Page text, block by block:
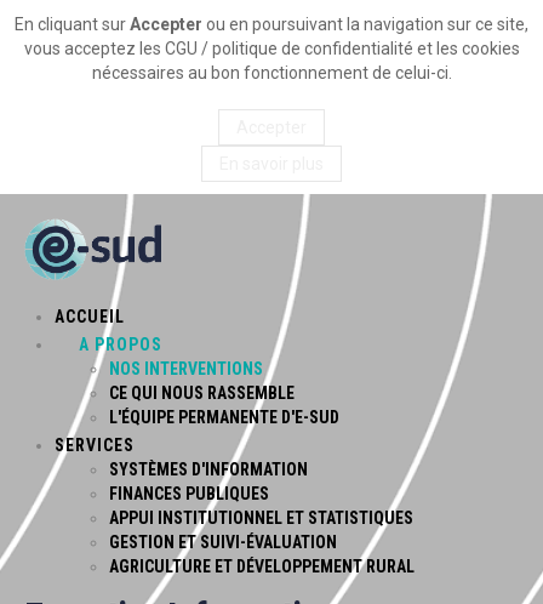
En cliquant surAccepter ou en poursuivant la navigation sur ce site,
vous acceptez les CGU / politique de confidentialité et les cookies
nécessaires au bon fonctionnement de celui-ci.
ACCUEIL
A PROPOS
NOS INTERVENTIONS
CE QUI NOUS RASSEMBLE
L'ÉQUIPE PERMANENTE D'E-SUD
SERVICES
SYSTÈMES D'INFORMATION
FINANCES PUBLIQUES
APPUI INSTITUTIONNEL ET STATISTIQUES
GESTION ET SUIVI-ÉVALUATION
AGRICULTURE ET DÉVELOPPEMENT RURAL